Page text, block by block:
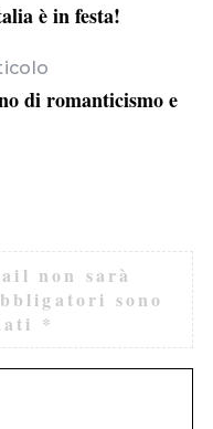
è in festa!
di romanticismo e
non sarà
sono
*